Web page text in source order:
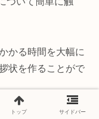
かる時間を大幅に
状を作ることがで
トップ サイドバー